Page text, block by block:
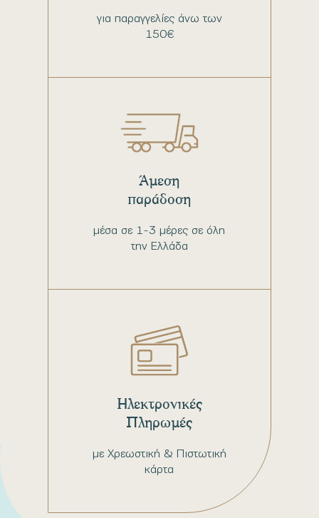
για παραγγελίες άνω των
150€
μέσα σε 1-3 μέρες σε όλη
την Ελλάδα
Άμεση
παράδοση
με Χρεωστική & Πιστωτική
κάρτα
Ηλεκτρονικές
Πληρωμές